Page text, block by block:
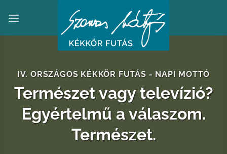
IV. ORSZÁGOS KÉKKÖR FUTÁS - NAPI MOTTÓ
Természet vagy televízió?
Egyértelmű a válaszom.
Természet.